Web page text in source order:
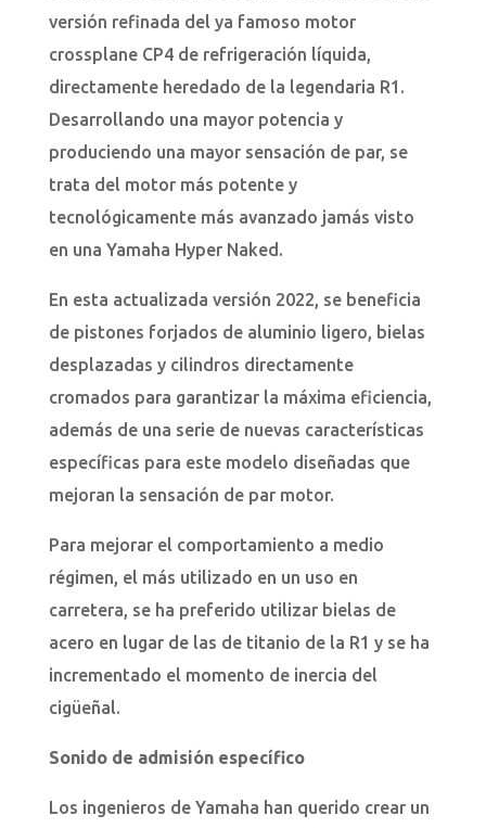
versión refinada del ya famoso motor
crossplane CP4 de refrigeración líquida,
directamente heredado de la legendaria R1.
Desarrollando una mayor potencia y
produciendo una mayor sensación de par, se
trata del motor más potente y
tecnológicamente más avanzado jamás visto
en una Yamaha Hyper Naked.
En esta actualizada versión 2022, se beneficia
de pistones forjados de aluminio ligero, bielas
desplazadas y cilindros directamente
cromados para garantizar la máxima eficiencia,
además de una serie de nuevas características
específicas para este modelo diseñadas que
mejoran la sensación de par motor.
Para mejorar el comportamiento a medio
régimen, el más utilizado en un uso en
carretera, se ha preferido utilizar bielas de
acero en lugar de las de titanio de la R1 y se ha
incrementado el momento de inercia del
cigüeñal.
Sonido de admisión específico
Los ingenieros de Yamaha han querido crear un